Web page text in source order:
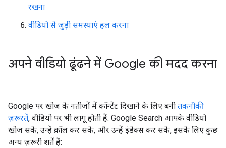
रखना
वीडियो से जुड़ी समस्याएं हल करना
अपने वीडियो ढूंढने में Google की मदद करना
Google पर खोज के नतीजों में कॉन्टेंट दिखाने के लिए बनी तकनीकी
ज़रूरतें, वीडियो पर भी लागू होती हैं. Google Search आपके वीडियो
खोज सके, उन्हें क्रॉल कर सके, और उन्हें इंडेक्स कर सके, इसके लिए कुछ
अन्य ज़रूरी शर्तें हैं: